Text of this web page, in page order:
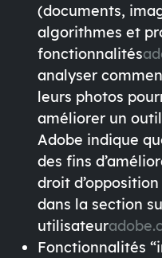
(documents,
algorithmes et
fonctionnalités
analyser
leurs photos
améliorer un
Adobe indique
des fins
droit
dans la section
utilisateur
Fonctionnalités